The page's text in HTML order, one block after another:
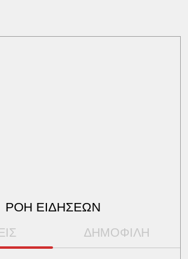
ΡΟΗ ΕΙΔΗΣΕΩΝ
ΔΗΜΟΦΙΛΗ